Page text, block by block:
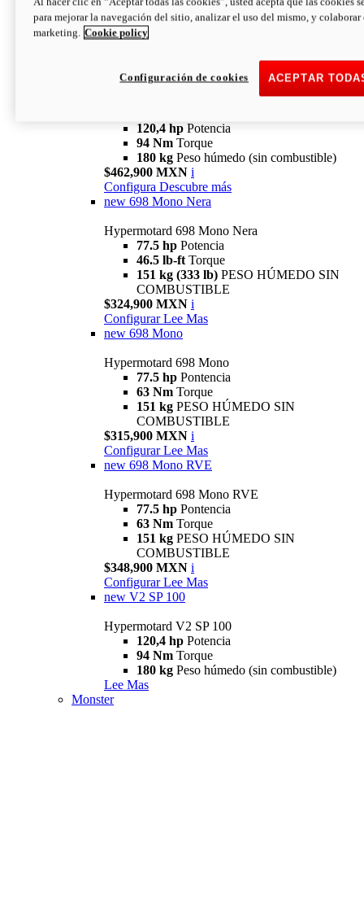
94 NmTorque
180 kgPESO HÚMEDO SIN
COMBUSTIBLE
newV2 SP
120,4 hp Potencia
94 Nm Torque
180 kg Peso húmedo (sin combustible)
$462,900 MXN i
Configura Descubre más
new 698 Mono Nera
Hypermotard 698 Mono Nera
77.5 hp Potencia
46.5 lb-ft Torque
151 kg (333 lb) PESO HÚMEDO SIN
COMBUSTIBLE
$324,900 MXN i
Configurar Lee Mas
new 698 Mono
Hypermotard 698 Mono
77.5 hp Pontencia
63 Nm Torque
151 kg PESO HÚMEDO SIN
COMBUSTIBLE
$315,900 MXN i
Configurar Lee Mas
new 698 Mono RVE
Hypermotard 698 Mono RVE
77.5 hp Pontencia
63 Nm Torque
151 kg PESO HÚMEDO SIN
COMBUSTIBLE
$348,900 MXN i
Configurar Lee Mas
new V2 SP 100
Hypermotard V2 SP 100
120,4 hp Potencia
94 Nm Torque
180 kg Peso húmedo (sin combustible)
Lee Mas
Monster
para mejorar la navegación del sitio, analizar el uso del mismo, y colaborar
marketing. Cookie policy
ACEPTAR
Configuración de cookies